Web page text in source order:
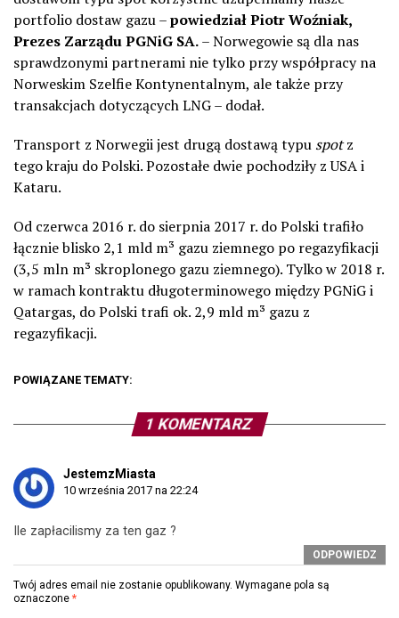
portfolio dostaw gazu –powiedział Piotr Woźniak,
Prezes Zarządu PGNiG SA.– Norwegowie są dla nas
sprawdzonymi partnerami nie tylko przy współpracy na
Norweskim Szelfie Kontynentalnym, ale także przy
transakcjach dotyczących LNG – dodał.
Transport z Norwegii jest drugą dostawą typu spotz
tego kraju do Polski. Pozostałe dwie pochodziły z USA i
Kataru.
Od czerwca 2016 r. do sierpnia 2017 r. do Polski trafiło
łącznie blisko 2,1 mld m³ gazu ziemnego po regazyfikacji
(3,5 mln m³ skroplonego gazu ziemnego). Tylko w 2018 r.
w ramach kontraktu długoterminowego między PGNiG i
Qatargas, do Polski trafi ok. 2,9 mld m³ gazu z
regazyfikacji.
POWIĄZANE TEMATY:
1 KOMENTARZ
JestemzMiasta
10 września 2017 na 22:24
Ile zapłacilismy za ten gaz ?
ODPOWIEDZ
Twój adres email nie zostanie opublikowany. Wymagane pola są
oznaczone *